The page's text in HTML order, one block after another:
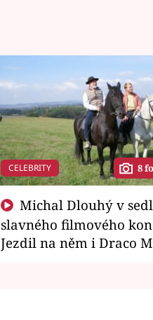
CELEBRITY 8
slavného filmového
Jezdil na něm i Draco